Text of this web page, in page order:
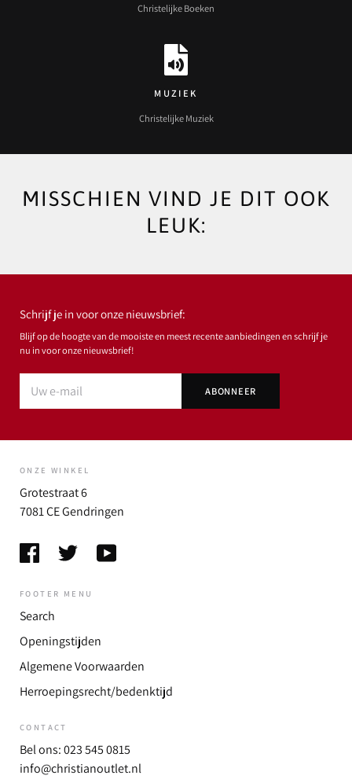
Christelijke Boeken
MUZIEK
Christelijke Muziek
MISSCHIEN VIND JE DIT OOK
LEUK:
Schrijf je in voor onze nieuwsbrief:
Blijf op de hoogte van de mooiste en meest recente aanbiedingen en schrijf je
nu in voor onze nieuwsbrief!
ONZE WINKEL
Grotestraat 6
7081 CE Gendringen
FOOTER MENU
Search
Openingstijden
Algemene Voorwaarden
Herroepingsrecht/bedenktijd
CONTACT
Bel ons: 023 545 0815
info@christianoutlet.nl